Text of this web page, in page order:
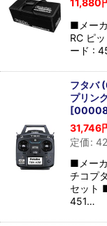
■メー
RC ピ
ード :
フタバ
プリン
[
31,746
定価:
■メー
チコプ
セット
451…